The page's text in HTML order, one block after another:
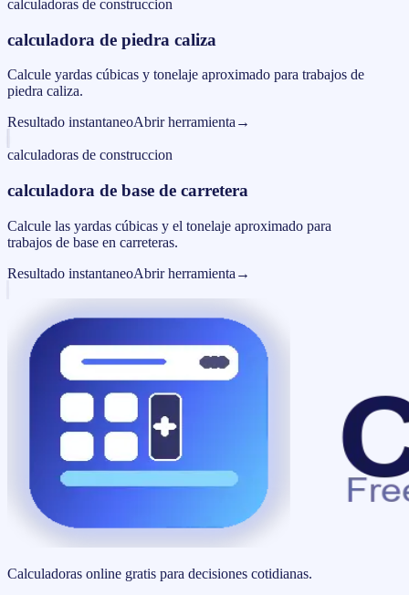
calculadoras de construccion
calculadora de piedra caliza
Calcule yardas cúbicas y tonelaje aproximado para trabajos de
piedra caliza.
Resultado instantaneoAbrir herramienta →
calculadoras de construccion
calculadora de base de carretera
Calcule las yardas cúbicas y el tonelaje aproximado para
trabajos de base en carreteras.
Resultado instantaneoAbrir herramienta →
Calculadoras online gratis para decisiones cotidianas.